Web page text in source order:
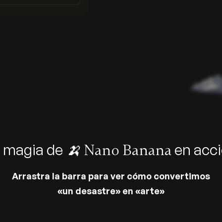
magia de 🍌 Nano Banana en
Arrastra la barra para ver cómo convertimos
«un desastre» en «arte»